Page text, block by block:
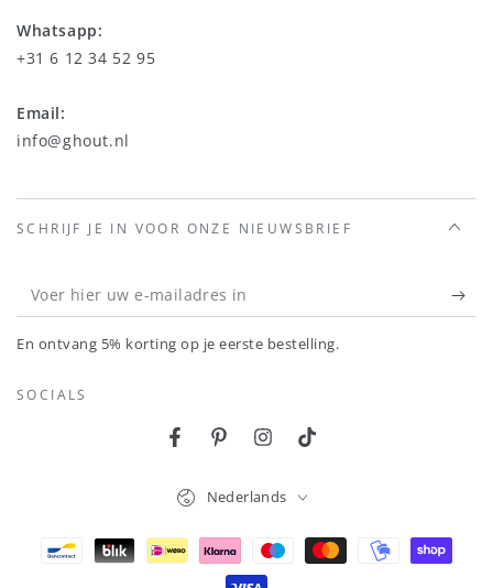
Whatsapp:
+31 6 12 34 52 95
Email:
info@ghout.nl
SCHRIJF JE IN VOOR ONZE NIEUWSBRIEF
Voer
hier
uw
e-
En ontvang 5% korting op je eerste bestelling.
SOCIALS
FacebookPinterestInstagram
TikTok
Nederlands
Betaalmethoden